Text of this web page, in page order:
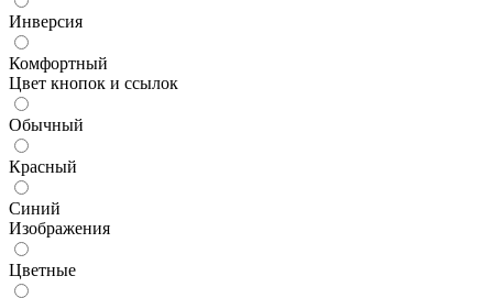
Инверсия
Комфортный
Цвет кнопок и ссылок
Обычный
Красный
Синий
Изображения
Цветные